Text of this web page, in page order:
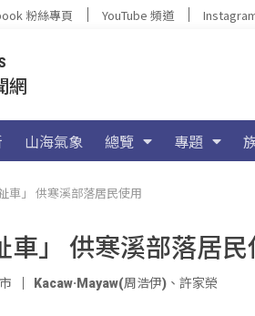
粉絲專頁 YouTube 頻道
網
山海氣象 總覽 專題
車」 供寒溪部落居民使用
車」 供寒溪部落居民
Kacaw·Mayaw(周浩伊) 、 許家榮